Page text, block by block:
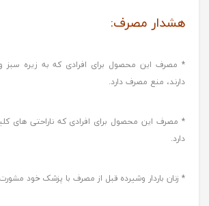
هشدار مصرف:
* مصرف این محصول برای افرادی که به زیره
دارند، منع مصرف دارد.
* مصرف این محصول برای افرادی که ناراحتی های
دارد.
* زنان باردار وشیرده قبل از مصرف با پزشک خود